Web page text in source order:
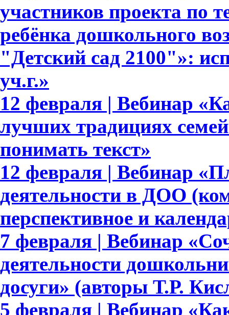
участников проекта по
ребёнка дошкольного
"Детский сад 2100"»:
уч.г.»
12 февраля | Вебинар
лучших традициях
понимать текст»
12 февраля | Вебинар
деятельности в ДОО
перспективное и
7 февраля | Вебинар
деятельности
досуги» (авторы Т.Р.
5 февраля | Вебинар